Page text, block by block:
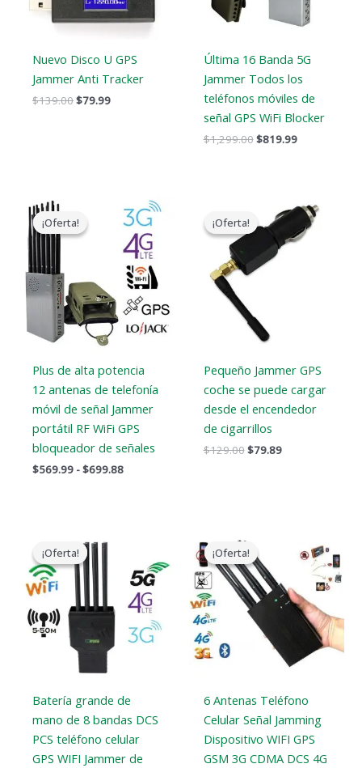
Nuevo Disco U GPS
Jammer Anti Tracker
$139.00$79.99
Última 16 Banda 5G
Jammer Todos los
teléfonos móviles de
señal GPS WiFi Blocker
$1,299.00$819.99
¡Oferta!
¡Oferta!
Plus de alta potencia
12 antenas de telefonía
móvil de señal Jammer
portátil RF WiFi GPS
bloqueador de señales
$569.99 -$699.88
Gama
de
precios:
$569.99
a
$699.88
¡Oferta!
¡Oferta!
Pequeño Jammer GPS
coche se puede cargar
desde el encendedor
de cigarrillos
$129.00
precio
original
$129.00.
$79.89
precio
actual
es:
¡Oferta!
¡Oferta!
Batería grande de
mano de 8 bandas DCS
PCS teléfono celular
GPS WIFI Jammer de
precio
original
era:
$1,199.00.
actual
es:
$735.99.
¡Oferta!
¡Oferta!
6 Antenas Teléfono
Celular Señal Jamming
Dispositivo WIFI GPS
GSM 3G CDMA DCS 4G
precio
original
era:
$429.00.
precio
actual
$199.99.